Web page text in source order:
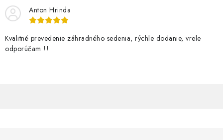
Anton Hrinda
Kvalitné prevedenie záhradného sedenia, rýchle dodanie, vrele
odporúčam !!